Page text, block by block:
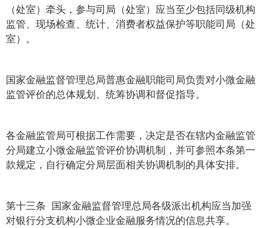
（处室）牵头，参与司局（处室）应当至少包括同级机构
监管、现场检查、统计、消费者权益保护等职能司局（处
室）。
国家金融监督管理总局普惠金融职能司局负责对小微金融
监管评价的总体规划、统筹协调和督促指导。
各金融监管局可根据工作需要，决定是否在辖内金融监管
分局建立小微金融监管评价协调机制，并可参照本条第一
款规定，自行确定分局层面相关协调机制的具体安排。
第十三条 国家金融监督管理总局各级派出机构应当加强
对银行分支机构小微企业金融服务情况的信息共享。